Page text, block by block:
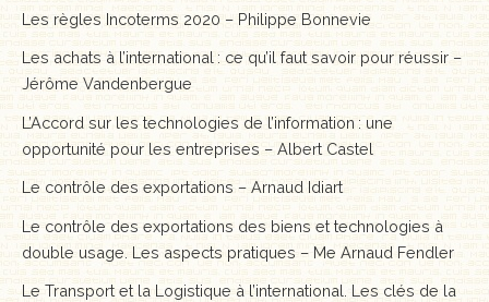
Les règles Incoterms 2020 – Philippe Bonnevie
Les achats à l’international : ce qu’il faut savoir pour réussir –
Jérôme Vandenbergue
L’Accord sur les technologies de l’information : une
opportunité pour les entreprises – Albert Castel
Le contrôle des exportations – Arnaud Idiart
Le contrôle des exportations des biens et technologies à
double usage. Les aspects pratiques – Me Arnaud Fendler
Le Transport et la Logistique à l’international. Les clés de la